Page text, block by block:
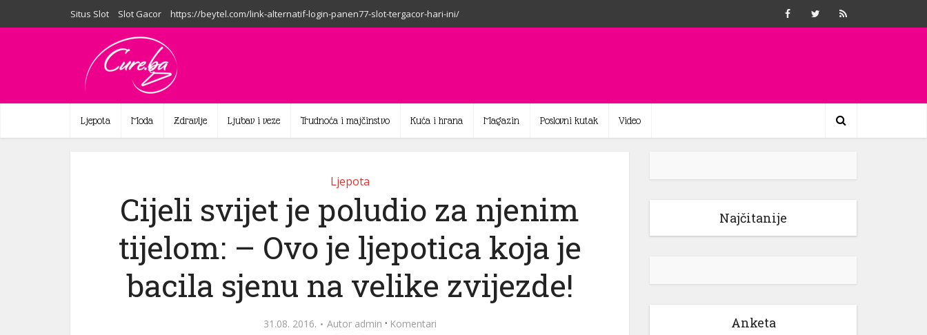
Situs Slot Slot Gacor https://beytel.com/link-alternatif-login-panen77-slot-tergacor-hari-ini/
Ljepota Moda Zdravlje Ljubav i veze Trudnoća i majčinstvo Kuća i hrana Magazin Poslovni kutak Video
Ljepota
Cijeli svijet je poludio za njenim
tijelom: – Ovo je ljepotica koja je
bacila sjenu na velike zvijezde!
31.08. 2016. Autor admin · Komentari
Najčitanije
Anketa